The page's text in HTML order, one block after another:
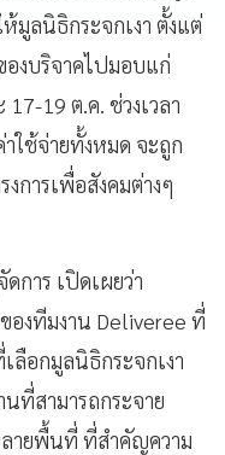
มูลนิธิกระจกเงา ตั้งแต่
งบริจาคไปมอบแก่
19 ต.ค. ช่วงเวลา
ใช้จ่ายทั้งหมด จะถูก
การเพื่อสังคมต่างๆ
ดการ เปิดเผยว่า
องทีมงาน Deliveree ที่
ลือกมูลนิธิกระจกเงา
ที่สามารถกระจาย
ายพื้นที่ ที่สำคัญความ